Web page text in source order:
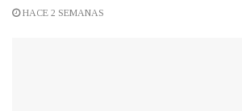
HACE 2 SEMANAS